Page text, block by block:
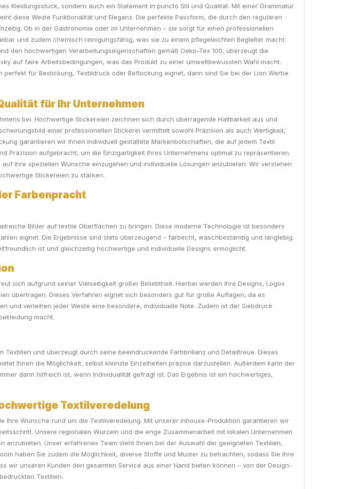
Kleidungsstück, sondern auch ein Statement in puncto Stil und Qualität. Mit einer Grammatur
diese Weste Funktionalität und Eleganz. Die perfekte Passform, die durch den regulären
Ob in der Gastronomie oder im Unternehmen – sie sorgt für einen professionellen
und zudem chemisch reinigungsfähig, was sie zu einem pflegeleichten Begleiter macht.
den hochwertigen Verarbeitungseigenschaften gemäß Oeko-Tex 100, überzeugt die
auf faire Arbeitsbedingungen, was das Produkt zu einer umweltbewussten Wahl macht.
für Bestickung, Textildruck oder Beflockung eignet, dann sind Sie bei der Lion Werbe
für Ihr Unternehmen
bei. Hochwertige Stickereien zeichnen sich durch überragende Haltbarkeit aus und
einer professionellen Stickerei vermittelt sowohl Präzision als auch Wertigkeit,
garantieren wir Ihnen individuell gestaltete Markenbotschaften, die auf jedem Textil
Präzision aufgebracht, um die Einzigartigkeit Ihres Unternehmens optimal zu repräsentieren.
Ihre speziellen Wünsche einzugehen und individuelle Lösungen anzubieten. Wir verstehen
Stickereien zu stärken.
Farbenpracht
Bilder auf textile Oberflächen zu bringen. Diese moderne Technologie ist besonders
eignet. Die Ergebnisse sind stets überzeugend – farbecht, waschbeständig und langlebig.
ist und gleichzeitig hochwertige und individuelle Designs ermöglicht.
sich aufgrund seiner Vielseitigkeit großer Beliebtheit. Hierbei werden Ihre Designs, Logos
übertragen. Dieses Verfahren eignet sich besonders gut für große Auflagen, da es
und verleihen jeder Weste eine besondere, individuelle Note. Zudem ist der Siebdruck
macht.
und überzeugt durch seine beeindruckende Farbbrillanz und Detailtreue. Dieses
Ihnen die Möglichkeit, selbst kleinste Einzelheiten präzise darzustellen. Außerdem kann der
dann hilfreich ist, wenn Individualität gefragt ist. Das Ergebnis ist ein hochwertiges,
Textilveredelung
Ihre Wünsche rund um die Textilveredelung. Mit unserer Inhouse-Produktion garantieren wir
Unsere regionalen Wurzeln und die enge Zusammenarbeit mit lokalen Unternehmen
Unser erfahrenes Team steht Ihnen bei der Auswahl der geeigneten Textilien,
haben Sie zudem die Möglichkeit, diverse Stoffe und Muster zu betrachten, sodass Sie Ihre
wir unseren Kunden den gesamten Service aus einer Hand bieten können – von der Design-
Textilien.